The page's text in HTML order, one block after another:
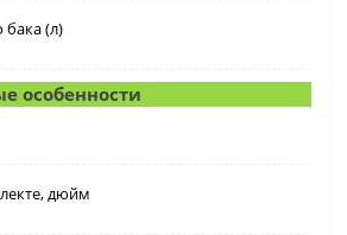
бака (л)
особенности
дюйм